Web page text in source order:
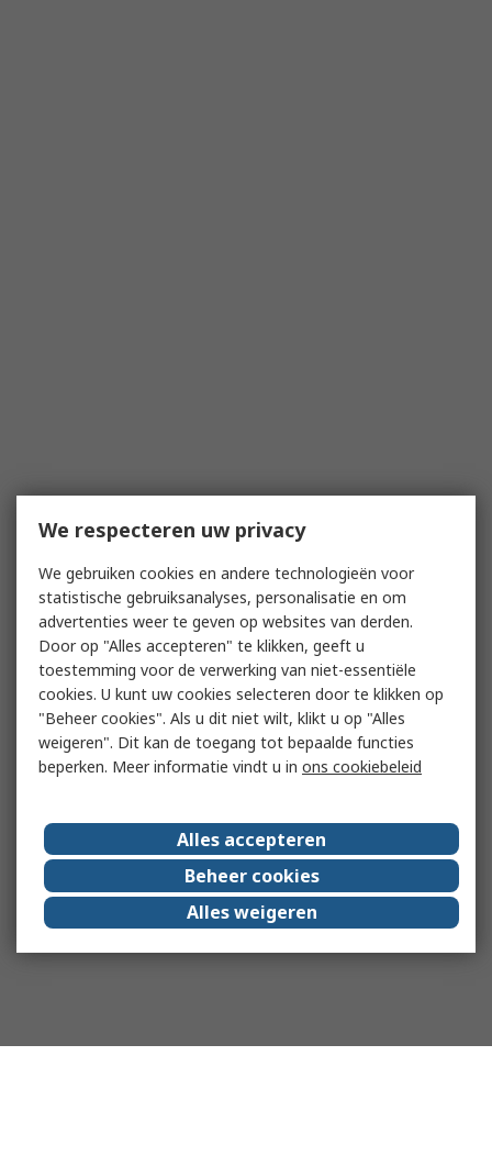
We respecteren uw privacy
We gebruiken cookies en andere technologieën voor
statistische gebruiksanalyses, personalisatie en om
advertenties weer te geven op websites van derden.
Door op "Alles accepteren" te klikken, geeft u
toestemming voor de verwerking van niet-essentiële
cookies. U kunt uw cookies selecteren door te klikken op
"Beheer cookies". Als u dit niet wilt, klikt u op "Alles
weigeren". Dit kan de toegang tot bepaalde functies
beperken. Meer informatie vindt u in ons cookiebeleid
Alles accepteren
Beheer cookies
Alles weigeren